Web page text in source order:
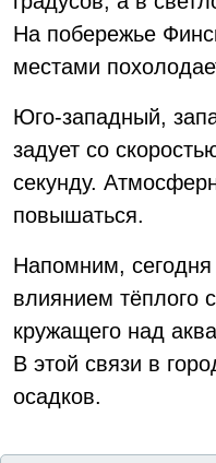
На побережье
местами
Юго-западный,
задует со
секунду.
повышаться.
Напомним, сегодня
влиянием тёплого
кружащего над
В этой связи в
осадков.